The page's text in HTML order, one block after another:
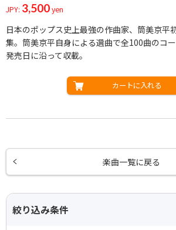
JPY: 3,500yen
日本のポップス史上最強の作曲家、筒美京平
集。筒美京平自身による選曲で全100曲のコ
発売日に沿って収載。
カートに入れる
楽曲一覧に戻る
絞り込み条件